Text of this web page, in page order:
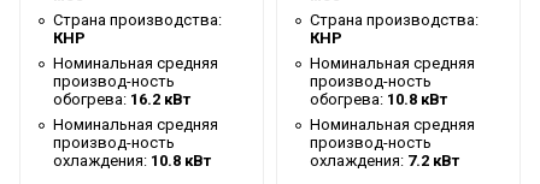
Глубина товара
0.835 м
Ширина товара
0.835 м
Страна производства:
КНР
Номинальная средняя
производ-ность
обогрева: 16.2 кВт
Номинальная средняя
производ-ность
охлаждения: 10.8 кВт
Страна производства:
КНР
Номинальная средняя
производ-ность
обогрева: 10.8 кВт
Номинальная средняя
производ-ность
охлаждения: 7.2 кВт